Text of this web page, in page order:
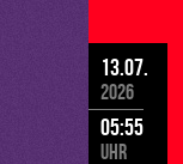
13.07.
2026
05:55
Uhr